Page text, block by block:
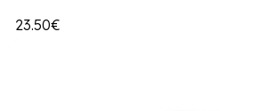
23.50€